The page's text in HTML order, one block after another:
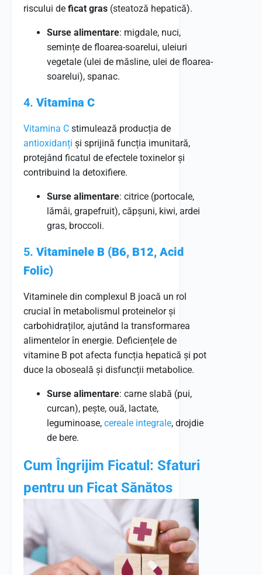
riscului de ficat gras (steatoză hepatică).
Surse alimentare: migdale, nuci,
semințe de floarea-soarelui, uleiuri
vegetale (ulei de măsline, ulei de floarea-
soarelui), spanac.
4. Vitamina C
Vitamina C stimulează producția de
antioxidanți și sprijină funcția imunitară,
protejând ficatul de efectele toxinelor și
contribuind la detoxifiere.
Surse alimentare: citrice (portocale,
lămâi, grapefruit), căpșuni, kiwi, ardei
gras, broccoli.
5. Vitaminele B (B6, B12, Acid
Folic)
Vitaminele din complexul B joacă un rol
crucial în metabolismul proteinelor și
carbohidraților, ajutând la transformarea
alimentelor în energie. Deficiențele de
vitamine B pot afecta funcția hepatică și pot
duce la oboseală și disfuncții metabolice.
Surse alimentare: carne slabă (pui,
curcan), pește, ouă, lactate,
leguminoase, cereale integrale, drojdie
de bere.
Cum Îngrijim Ficatul: Sfaturi
pentru un Ficat Sănătos